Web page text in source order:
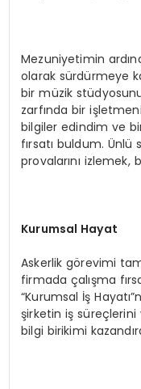
Mezuniyetimin
olarak sürdürmeye
bir müzik
zarfında bir
bilgiler edindim ve
fırsatı buldum. Ünlü
provalarını
Kurumsal Hayat
Askerlik görevimi
firmada çalışma
“Kurumsal İş
şirketin iş
bilgi birikimi